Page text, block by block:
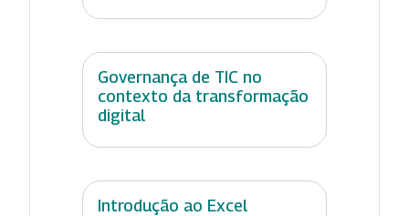
Governança de TIC no
contexto da transformação
digital
Introdução ao Excel